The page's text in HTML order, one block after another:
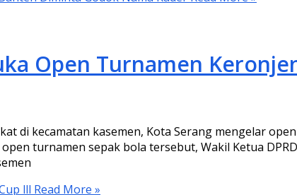
Open Turnamen
di kecamatan kasemen, Kota Serang mengelar
turnamen sepak bola tersebut, Wakil Ketua
lll Read More »